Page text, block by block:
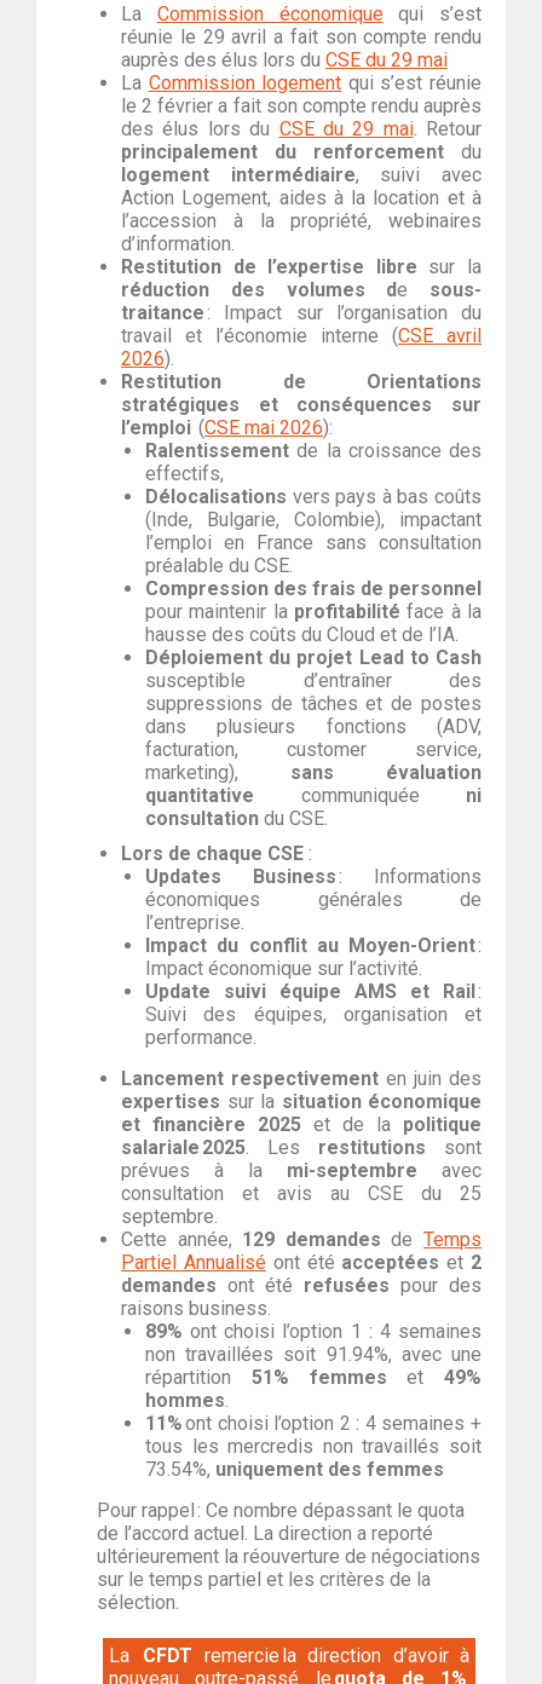
La Commission économiquequi s’est
réunie le 29 avril a fait son compte rendu
auprès des élus lors du CSE du 29 mai
La Commission logement qui s’est réunie
le 2 février a fait son compte rendu auprès
des élus lors du CSE du 29 mai. Retour
principalement du renforcement du
logement intermédiaire, suivi avec
Action Logement, aides à la location et à
l’accession à la propriété, webinaires
d’information.
Restitution de l’expertise libre sur la
réduction des volumes de sous-
traitance: Impact sur l’organisation du
travail et l’économie interne (CSE avril
2026).
Restitution de Orientations
stratégiques
et conséquences sur
l’emploi (CSE mai 2026):
Ralentissementde la croissance des
effectifs,
Délocalisations vers pays à bas coûts
(Inde, Bulgarie, Colombie), impactant
l’emploi en France sans consultation
préalable du CSE.
Compression des frais de personnel
pour maintenir la profitabilitéface à la
hausse des coûts du Cloud et de l’IA.
Déploiement du projet Lead to Cash
susceptible d’entraîner des
suppressions de tâches et de postes
dans plusieurs fonctions (ADV,
facturation, customer service,
marketing), sans évaluation
quantitative communiquée ni
consultation du CSE.
Lors de chaque CSE :
Updates Business: Informations
économiques générales de
l’entreprise.
Impact du conflit au Moyen-Orient:
Impact économique sur l’activité.
Update suivi équipe AMS et Rail:
Suivi des équipes, organisation et
performance.
Lancement respectivement en juin des
expertises sur la situation économique
et financière 2025 et de la politique
salariale 2025. Les restitutions sont
prévues à la mi-septembre avec
consultation et avis au CSE du 25
septembre.
Cette année, 129 demandes deTemps
Partiel Annualiséont été acceptéeset 2
demandes ont été refusées pour des
raisons business.
89%ont choisi l’option 1 : 4 semaines
non travaillées soit 91.94%, avec une
répartition 51% femmes et 49%
hommes.
11%ont choisi l’option 2 : 4 semaines +
tous les mercredis non travaillés soit
73.54%, uniquement des femmes
Pour rappel : Ce nombre dépassant le quota
de l’accord actuel. La direction a reporté
ultérieurement la réouverture de négociations
sur le temps partiel et les critères de la
sélection.
La CFDT remercie la direction d’avoir à
nouveau outre-passé lequota de 1%